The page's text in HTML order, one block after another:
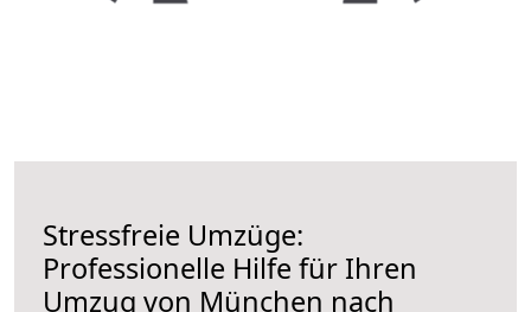
Stressfreie Umzüge:
Professionelle Hilfe für Ihren
Umzug von München nach